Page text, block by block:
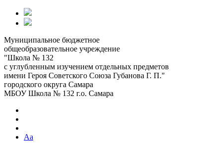
Муниципальное бюджетное
общеобразовательное учреждение
"Школа № 132
с углубленным изучением отдельных предметов
имени Героя Советского Союза Губанова Г. П."
городского округа Самара
МБОУ Школа № 132 г.о. Самара
Aa